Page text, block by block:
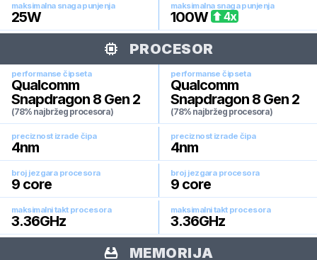
maksimalna snaga punjenja
25W
maksimalna snaga punjenja
100W 4x
PROCESOR
performanse čipseta
Qualcomm
Snapdragon 8 Gen 2
(78% najbržeg procesora)
performanse čipseta
Qualcomm
Snapdragon 8 Gen 2
(78% najbržeg procesora)
preciznost izrade čipa
4nm
preciznost izrade čipa
4nm
broj jezgara procesora
9 core
broj jezgara procesora
9 core
maksimalni takt procesora
3.36GHz
maksimalni takt procesora
3.36GHz
MEMORIJA